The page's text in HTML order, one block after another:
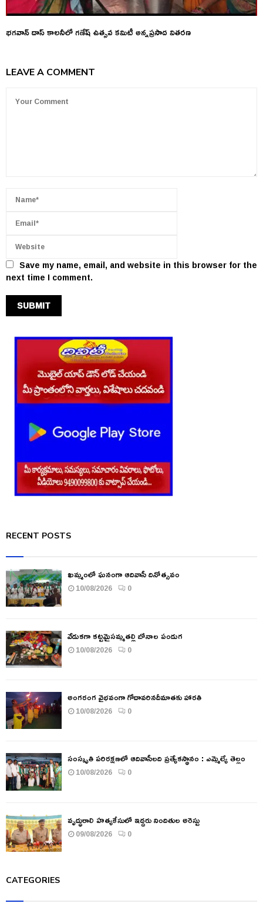
భగవాన్ దాస్ కాలనీలో గణేష్ ఉత్సవ కమిటీ అన్నప్రసాద వితరణ
LEAVE A COMMENT
Save my name, email, and website in this browser for the
next time I comment.
RECENT POSTS
ఖమ్మంలో ఘనంగా ఆదివాసీ దినోత్సవం
10/08/2026 0
వేడుకగా కట్టమైసమ్మతల్లి బోనాల పండుగ
10/08/2026 0
అంగరంగ వైభవంగా గోదావరినదీమాతకు హారతి
10/08/2026 0
సంస్కృతి పరిరక్షణలో ఆదివాసీలది ప్రత్యేకస్థానం : ఎమ్మెల్యే తెల్లం
10/08/2026 0
వృద్ధురాలి హత్యకేసులో ఇద్దరు నిందితుల అరెస్టు
09/08/2026 0
CATEGORIES